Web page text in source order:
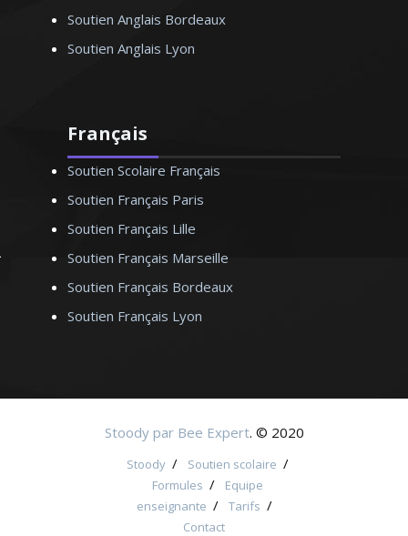
Soutien Anglais Bordeaux
Soutien Anglais Lyon
Français
Soutien Scolaire Français
Soutien Français Paris
Soutien Français Lille
Soutien Français Marseille
Soutien Français Bordeaux
Soutien Français Lyon
Stoody par Bee Expert. © 2020
Stoody / Soutien scolaire /
Formules /
Equipe
enseignante / Tarifs /
Contact